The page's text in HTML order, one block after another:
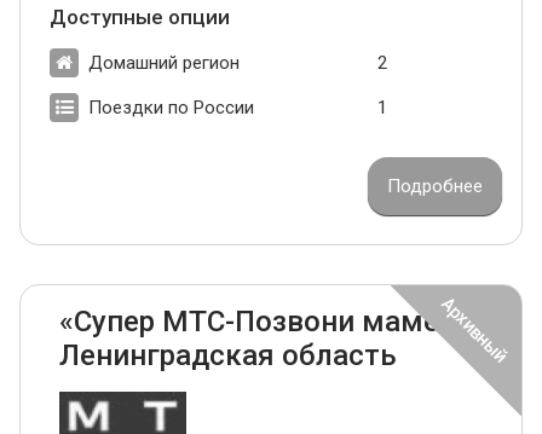
Доступные опции
Домашний регион 2
Поездки по России 1
Подробнее
«Супер МТС-Позвони маме»
Ленинградская область